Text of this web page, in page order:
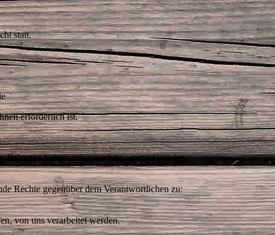
statt.
erforderlich ist.
haben, müssen nicht genannt werden.
Rechte gegenüber dem Verantwortlichen zu:
von uns verarbeitet werden.